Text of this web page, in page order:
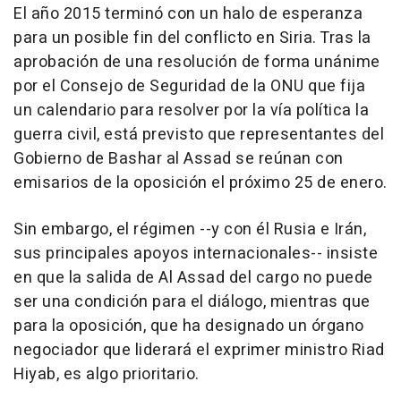
El año 2015 terminó con un halo de esperanza
para un posible fin del conflicto en Siria. Tras la
aprobación de una resolución de forma unánime
por el Consejo de Seguridad de la ONU que fija
un calendario para resolver por la vía política la
guerra civil, está previsto que representantes del
Gobierno de Bashar al Assad se reúnan con
emisarios de la oposición el próximo 25 de enero.
Sin embargo, el régimen --y con él Rusia e Irán,
sus principales apoyos internacionales-- insiste
en que la salida de Al Assad del cargo no puede
ser una condición para el diálogo, mientras que
para la oposición, que ha designado un órgano
negociador que liderará el exprimer ministro Riad
Hiyab, es algo prioritario.